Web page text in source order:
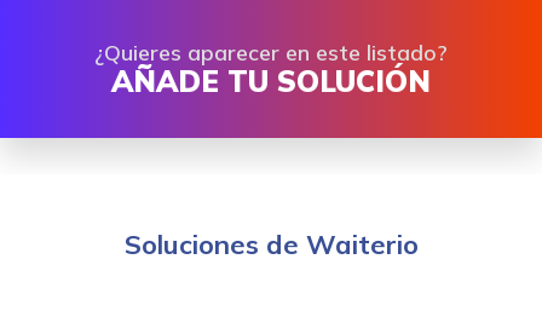
¿Quieres aparecer en este listado?
AÑADE TU SOLUCIÓN
Soluciones de Waiterio